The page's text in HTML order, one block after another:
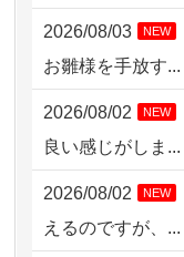
2026/08/01 19:28
2026/08/01 17:10
2026/07/31 17:28
2026/07/31 12:32
2026/08/03 NEW
お雛様を手放す...
2026/08/02 NEW
良い感じがしま...
2026/08/02 NEW
えるのですが、...